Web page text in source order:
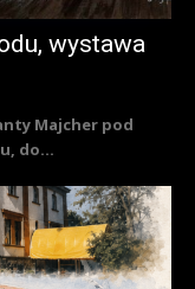
wystawa
Majcher pod
do...